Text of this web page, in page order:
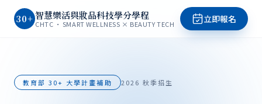
30+ 智慧樂活與妝品科技學分學程
CHTC · SMART WELLNESS × BEAUTY TECH 立即報名
教育部 30+ 大學計畫補助 2026 秋季招生